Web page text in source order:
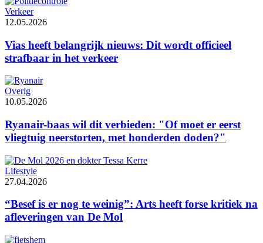
Verkeer
12.05.2026
Vias heeft belangrijk nieuws: Dit wordt officieel
strafbaar in het verkeer
Overig
10.05.2026
Ryanair-baas wil dit verbieden: "Of moet er eerst
vliegtuig neerstorten, met honderden doden?"
Lifestyle
27.04.2026
“Besef is er nog te weinig”: Arts heeft forse kritiek na
afleveringen van De Mol